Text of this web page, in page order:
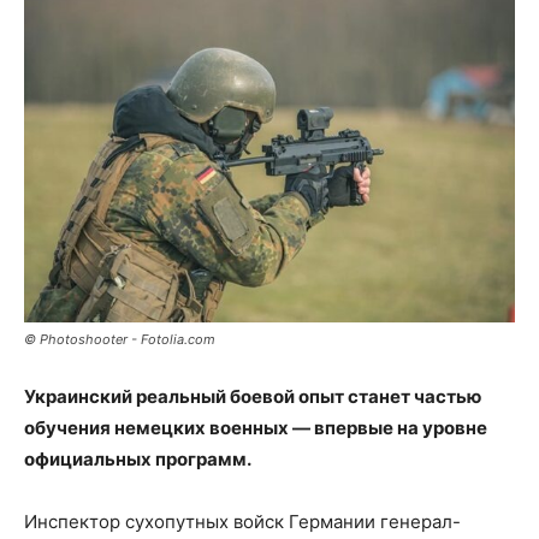
© Photoshooter - Fotolia.com
Украинский реальный боевой опыт станет частью
обучения немецких военных — впервые на уровне
официальных программ.
Инспектор сухопутных войск Германии генерал-